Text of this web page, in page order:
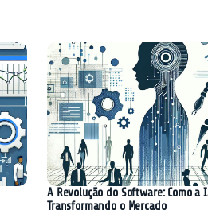
A Revolução do Software: Como a
Transformando o Mercado